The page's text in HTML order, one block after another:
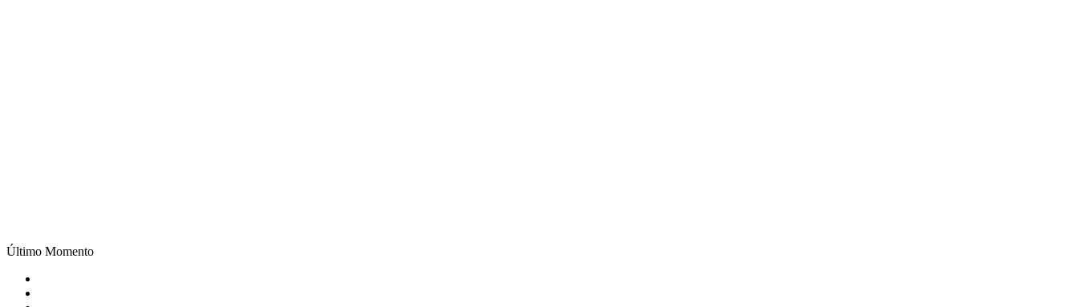
Último Momento